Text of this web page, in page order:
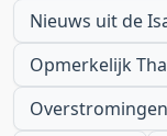
Nieuws uit de
Opmerkelijk
Overstromingen